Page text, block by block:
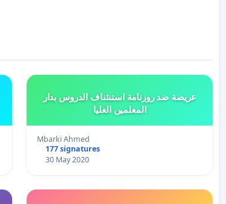
عريضة ضد روزنامة استنئناف الدروس بدار
المعلمين العليا
Mbarki Ahmed
177 signatures
30 May 2020